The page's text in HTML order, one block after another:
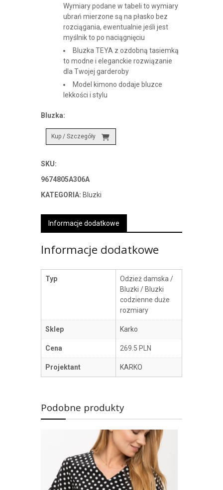
Wymiary podane w tabeli to wymiary
ubrań mierzone są na płasko bez
rozciągania, ewentualnie jeśli jest
myślnik to po naciągnięciu
Bluzka TEYA z ozdobną tasiemką
to modne i eleganckie rozwiązanie
dla Twojej garderoby
Model kimono dodaje bluzce
lekkości i stylu
Bluzka:
Kup / Szczegóły
SKU:
9674805A306A
KATEGORIA: Bluzki
Informacje dodatkowe
Informacje dodatkowe
Typ
Odzież damska /
Bluzki / Bluzki
codzienne duże
rozmiary
Sklep Karko
Cena 269.5 PLN
Projektant KARKO
Podobne produkty